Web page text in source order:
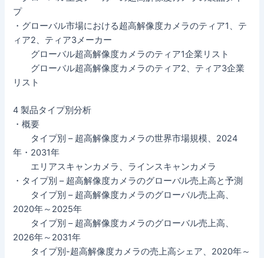
プ
・グローバル市場における超高解像度カメラのティア1、テ
ィア2、ティア3メーカー
グローバル超高解像度カメラのティア1企業リスト
グローバル超高解像度カメラのティア2、ティア3企業
リスト
4 製品タイプ別分析
・概要
タイプ別 – 超高解像度カメラの世界市場規模、2024
年・2031年
エリアスキャンカメラ、ラインスキャンカメラ
・タイプ別 – 超高解像度カメラのグローバル売上高と予測
タイプ別 – 超高解像度カメラのグローバル売上高、
2020年～2025年
タイプ別 – 超高解像度カメラのグローバル売上高、
2026年～2031年
タイプ別-超高解像度カメラの売上高シェア、2020年～